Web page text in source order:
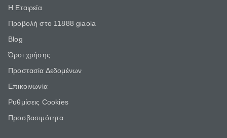
Η Εταιρεία
Προβολή στο 11888 giaola
Blog
Όροι χρήσης
Προστασία Δεδομένων
Επικοινωνία
Ρυθμίσεις Cookies
Προσβασιμότητα